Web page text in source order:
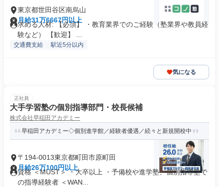
東京都世田谷区南烏山
月給31万6667円以上
求める人材: 【必須】 ・教育業界でのご経験（塾業界や教員経
験など） 【歓迎】 ...
交通費支給 駅近5分以内
気になる
正社員
大手学習塾の個別指導部門・校長候補
株式会社早稲田アカデミー
早稲田アカデミー◇個別進学館／経験者優遇／続々と新規開校中
〒194-0013東京都町田市原町田
月給26万100円以上
資格 ＜MUST＞ ・大卒以上 ・予備校や進学塾、個別指導塾で
の指導経験者 ＜WAN...